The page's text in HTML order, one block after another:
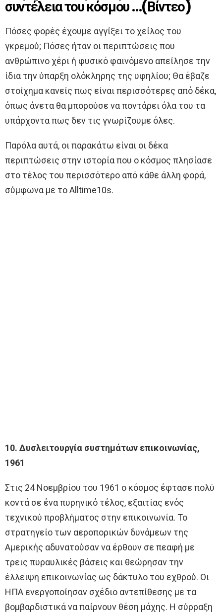
συντέλεια του κόσμου …(Βίντεο)
Πόσες φορές έχουμε αγγίξει το χείλος του
γκρεμού; Πόσες ήταν οι περιπτώσεις που
ανθρώπινο χέρι ή φυσικό φαινόμενο απείλησε την
ίδια την ύπαρξη ολόκληρης της υφηλίου; Θα έβαζε
στοίχημα κανείς πως είναι περισσότερες από δέκα,
όπως άνετα θα μπορούσε να ποντάρει όλα του τα
υπάρχοντα πως δεν τις γνωρίζουμε όλες.
Παρόλα αυτά, οι παρακάτω είναι οι δέκα
περιπτώσεις στην ιστορία που ο κόσμος πλησίασε
στο τέλος του περισσότερο από κάθε άλλη φορά,
σύμφωνα με το Alltime10s.
10. Δυσλειτουργία συστημάτων επικοινωνίας,
1961
Στις 24 Νοεμβρίου του 1961 ο κόσμος έφτασε πολύ
κοντά σε ένα πυρηνικό τέλος, εξαιτίας ενός
τεχνικού προβλήματος στην επικοινωνία. Το
στρατηγείο των αεροπορικών δυνάμεων της
Αμερικής αδυνατούσαν να έρθουν σε πεαφή με
τρεις πυραυλικές βάσεις και θεώρησαν την
έλλειψη επικοινωνίας ως δάκτυλο του εχθρού. Οι
ΗΠΑ ενεργοποίησαν σχέδιο αντεπίθεσης με τα
βομβαρδιστικά να παίρνουν θέση μάχης. Η σύρραξη